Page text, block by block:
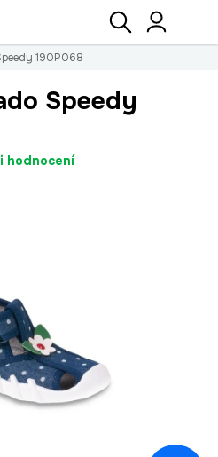
Hledat
190P068
Speedy
hodnocení